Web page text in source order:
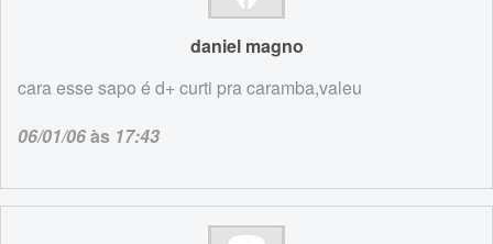
daniel magno
cara esse sapo é d+ curti pra caramba,valeu
06/01/06às 17:43